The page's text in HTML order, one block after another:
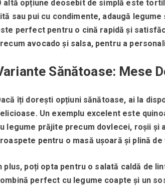
altă opțiune deosebit de simplă este
sau pui cu condimente, adaugă
perfect pentru o cină rapidă și
avocado și salsa, pentru a
Sănătoase: Mese
îți dorești opțiuni sănătoase, ai la
Un exemplu excelent este
legume prăjite precum dovlecei, roșii și
pentru o masă ușoară și plină de
plus, poți opta pentru o salată caldă de
perfect cu legume coapte și un